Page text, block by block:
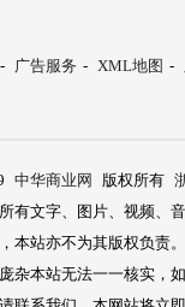
- 广告服务 - XML地图 -
中华商业网 版权所有
有文字、图片、视频、
本站亦不为其版权负责
杂本站无法一一核实，